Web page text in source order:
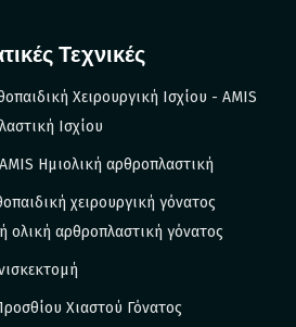
Τεχνικές
Χειρουργική Ισχίου - AMIS
Ισχίου
Ημιολική αρθροπλαστική
χειρουργική γόνατος
ολική αρθροπλαστική γόνατος
Χιαστού Γόνατος